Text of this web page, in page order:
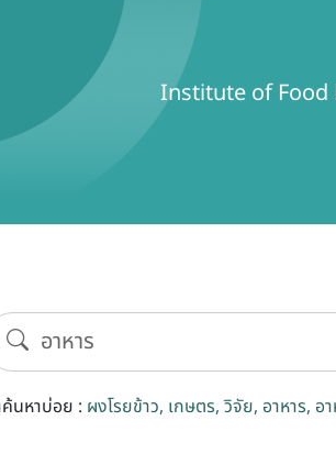
Institute of Food
นหาบ่อย : ผงโรยข้าว เกษตร วิจัย อาหาร อ